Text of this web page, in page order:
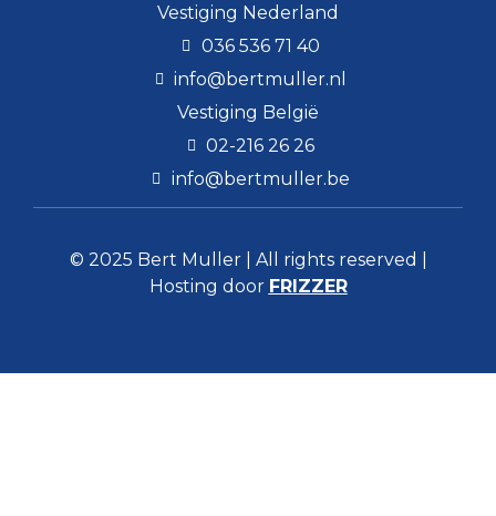
Vestiging Nederland
036 536 71 40
info@bertmuller.nl
Vestiging België
02-216 26 26
info@bertmuller.be
© 2025 Bert Muller | All rights reserved |
Hosting door FRIZZER